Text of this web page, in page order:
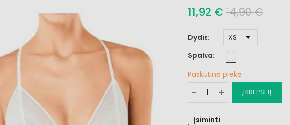
11,92 € 14,90 €
Dydis
Spalva
Paskutinė prekė
Į KREPŠELĮ
Įsiminti